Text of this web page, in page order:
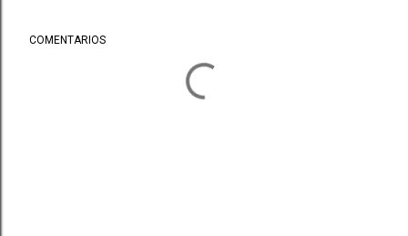
COMENTARIOS